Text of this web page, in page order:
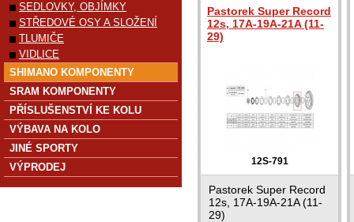
Pastorek Super Record
12s, 17A-19A-21A (11-
29)
12S-791
Pastorek Super Record
12s, 17A-19A-21A (11-
29)
SEDLOVKY, OBJÍMKY
STŘEDOVÉ OSY A SLOŽENÍ
TLUMIČE
VIDLICE
SHIMANO KOMPONENTY
SRAM KOMPONENTY
PŘÍSLUŠENSTVÍ KE KOLU
VÝBAVA NA KOLO
JINÉ SPORTY
VÝPRODEJ